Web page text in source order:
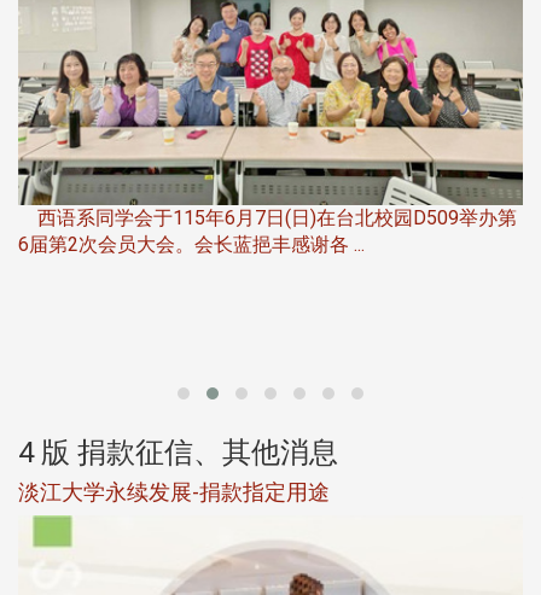
西语系同学会于115年6月7日(日)在台北校园D509举办第
6届第2次会员大会。会长蓝挹丰感谢各 ...
4 版 捐款征信、其他消息
淡江大学永续发展-捐款指定用途